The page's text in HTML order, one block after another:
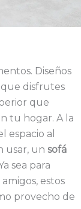
Diseños
disfrutes
que
tu hogar. A la
espacio al
usar, un sofá
sea para
estos
provecho de